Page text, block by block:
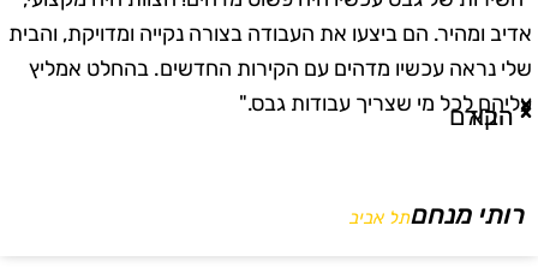
אדיב ומהיר. הם ביצעו את העבודה בצורה נקייה ומדויקת, והבית
שלי נראה עכשיו מדהים עם הקירות החדשים. בהחלט אמליץ
עליהם לכל מי שצריך עבודות גבס."
רותי מנחםתל אביב
הקודם
הבא